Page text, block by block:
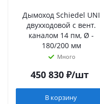
Дымоход Schiedel UNI
двухходовой с вент.
каналом 14 пм, Ø -
180/200 мм
Много
450 830₽/шт
В корзину